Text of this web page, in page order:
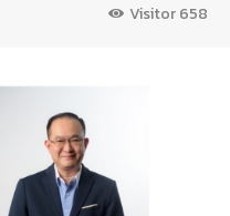
Visitor658